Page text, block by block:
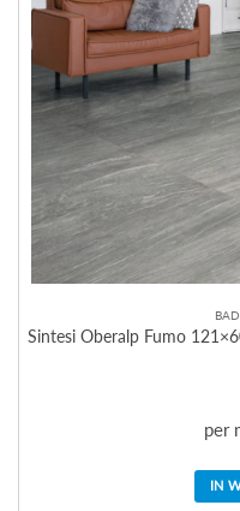
Sintesi Oberalp Fumo
per
IN